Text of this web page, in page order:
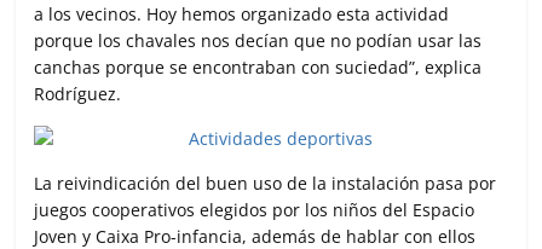
a los vecinos. Hoy hemos organizado esta actividad
porque los chavales nos decían que no podían usar las
canchas porque se encontraban con suciedad”, explica
Rodríguez.
La reivindicación del buen uso de la instalación pasa por
juegos cooperativos elegidos por los niños del Espacio
Joven y Caixa Pro-infancia, además de hablar con ellos